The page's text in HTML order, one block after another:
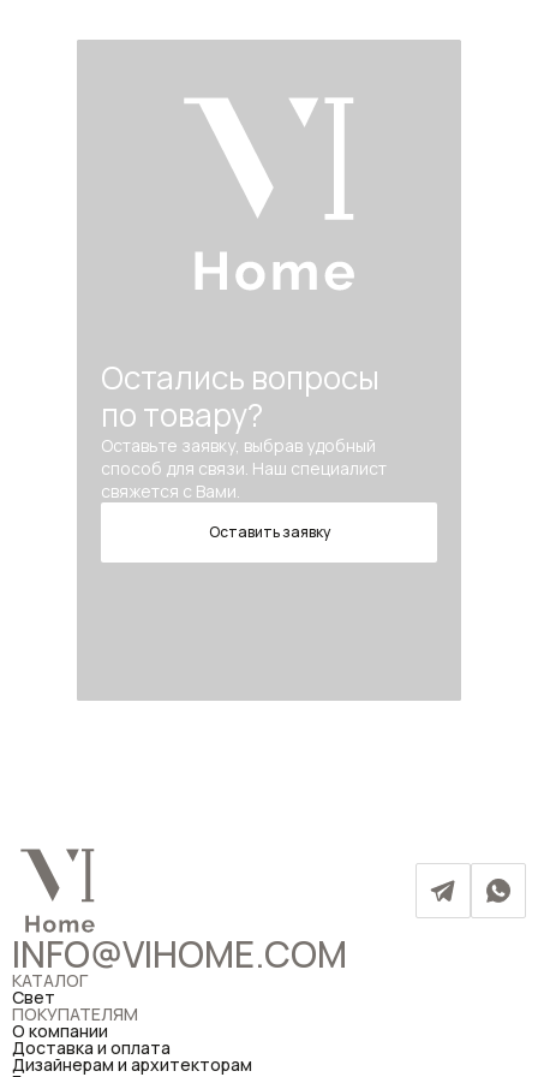
Остались вопросы
по товару?
Оставьте заявку, выбрав удобный
способ для связи. Наш специалист
свяжется с Вами.
Оставить заявку
INFO@VIHOME.COM
КАТАЛОГ
Свет
ПОКУПАТЕЛЯМ
О компании
Доставка и оплата
Дизайнерам и архитекторам